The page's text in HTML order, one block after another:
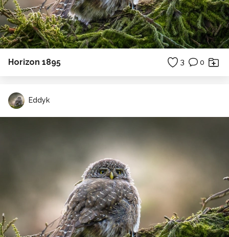
Horizon 1895 3 0
Eddyk